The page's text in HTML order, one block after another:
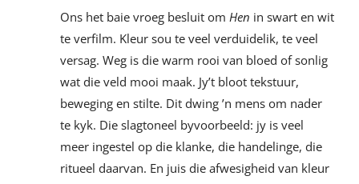
Ons het baie vroeg besluit om Hen in swart en wit
te verfilm. Kleur sou te veel verduidelik, te veel
versag. Weg is die warm rooi van bloed of sonlig
wat die veld mooi maak. Jy’t bloot tekstuur,
beweging en stilte. Dit dwing ’n mens om nader
te kyk. Die slagtoneel byvoorbeeld: jy is veel
meer ingestel op die klanke, die handelinge, die
ritueel daarvan. En juis die afwesigheid van kleur